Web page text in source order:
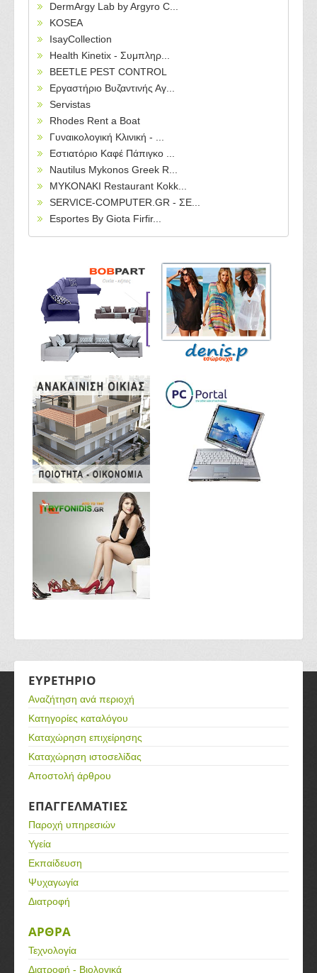
DermArgy Lab by Argyro C...
KOSEA
IsayCollection
Health Kinetix - Συμπληρ...
BEETLE PEST CONTROL
Εργαστήριο Βυζαντινής Αγ...
Servistas
Rhodes Rent a Boat
Γυναικολογική Κλινική - ...
Εστιατόριο Καφέ Πάπιγκο ...
Nautilus Mykonos Greek R...
MYKONAKI Restaurant Kokk...
SERVICE-COMPUTER.GR - ΣΕ...
Esportes By Giota Firfir...
ΕΥΡΕΤΗΡΙΟ
Αναζήτηση ανά περιοχή
Κατηγορίες καταλόγου
Καταχώρηση επιχείρησης
Καταχώρηση ιστοσελίδας
Αποστολή άρθρου
ΕΠΑΓΓΕΛΜΑΤΙΕΣ
Παροχή υπηρεσιών
Υγεία
Εκπαίδευση
Ψυχαγωγία
Διατροφή
ΑΡΘΡΑ
Τεχνολογία
Διατροφή - Βιολογικά